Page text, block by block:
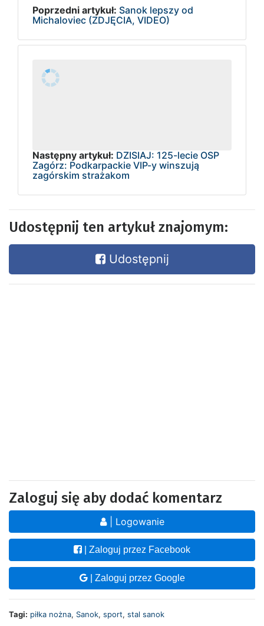
Poprzedni artykuł: Sanok lepszy od
Michaloviec (ZDJĘCIA, VIDEO)
Następny artykuł: DZISIAJ: 125-lecie OSP
Zagórz: Podkarpackie VIP-y winszują
zagórskim strażakom
Udostępnij ten artykuł znajomym:
Udostępnij
Zaloguj się aby dodać komentarz
| Logowanie
| Zaloguj przez Facebook
| Zaloguj przez Google
Tagi: piłka nożna, Sanok, sport, stal sanok